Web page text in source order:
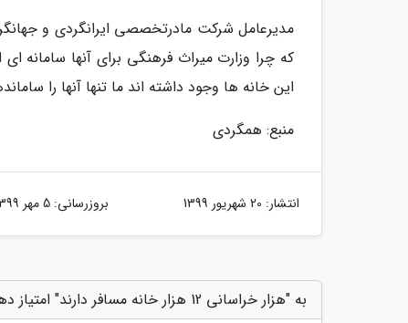
مدیرعامل شرکت مادرتخصصی ایرانگردی و
که چرا وزارت میراث فرهنگی برای آنها سامانه
این خانه ها وجود داشته اند ما تنها آنها را
منبع: همگردی
انتشار: 20 شهریور 1399 بروزرسانی: 5 مهر 1399
به "هزار خراسانی 12 هزار خانه مسافر دارند" امتیاز دهید